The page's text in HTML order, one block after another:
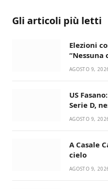
Gli articoli più letti
Elezioni
ancora
AGOSTO 9,
US
Serie D,
AGOSTO 9,
A Casale
cielo
AGOSTO 9,